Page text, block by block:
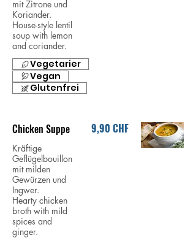
mit Zitrone und
Koriander.
House-style lentil
soup with lemon
and coriander.
Vegetarier
Vegan
Glutenfrei
Chicken Suppe
Kräftige
Geflügelbouillon
mit milden
Gewürzen und
Ingwer.
Hearty chicken
broth with mild
spices and
ginger.
9,90 CHF